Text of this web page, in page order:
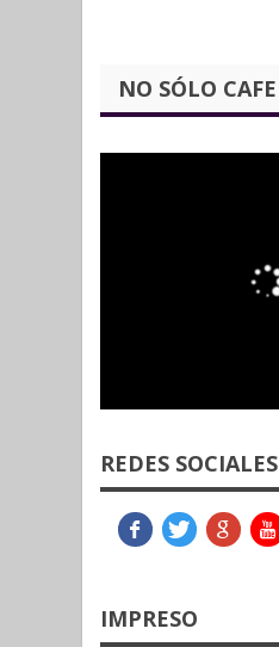
NO SÓLO CAFE
REDES SOCIALES
IMPRESO